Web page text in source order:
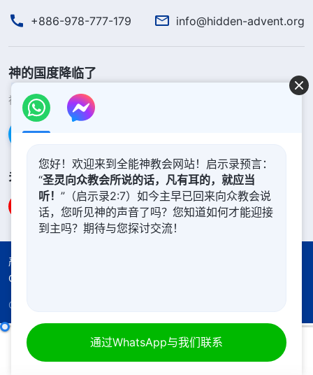
+886-978-777-179 info@hidden-advent.org
神的国度降临了
神的国度已经降临在人间！你想进入神的国度吗？
通过Messenger联系我们
关注我们
严正声明
Cookie声明
Copyright © 2026
您好！欢迎来到全能神教会网站！启示录预言：
“圣灵向众教会所说的话，凡有耳的，就应当
听！ ”（启示录2:7）如今主早已回来向众教会说
话，您听见神的声音了吗？您知道如何才能迎接
到主吗？期待与您探讨交流！
通过WhatsApp与我们联系
怎样追求真理（十九）第四集